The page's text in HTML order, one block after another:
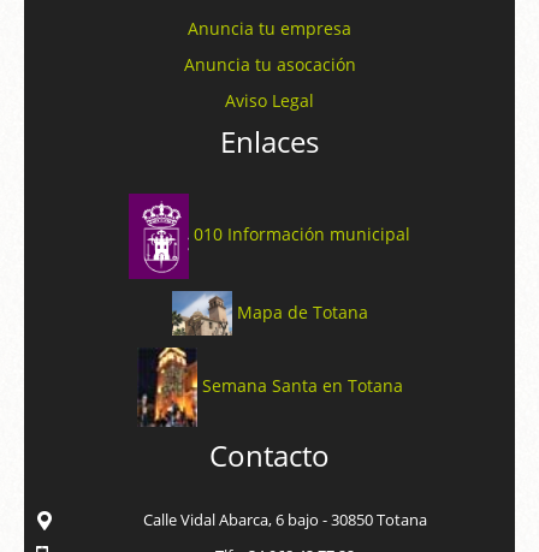
Anuncia tu empresa
Anuncia tu asocación
Aviso Legal
Enlaces
010 Información municipal
Mapa de Totana
Semana Santa en Totana
Contacto
Calle Vidal Abarca, 6 bajo - 30850 Totana